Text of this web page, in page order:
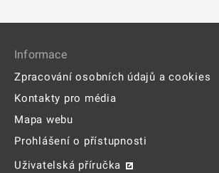
Informace
Zpracování osobních údajů a cookies
Kontakty pro média
Mapa webu
Prohlášení o přístupnosti
Uživatelská příručka